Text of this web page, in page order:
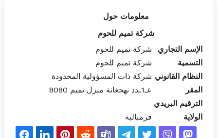
معلومات حول
شركة تميم للحوم
الإسم التجاري
شركة تميم للحوم
التسمية
شركة تميم للحوم
النظام القانوني شركة ذات المسؤولية المحدودة
المقر
عـ1ـدد نهجغانة منزل تميم 8080
الترقيم البريدي
الولاية
قرمبالية